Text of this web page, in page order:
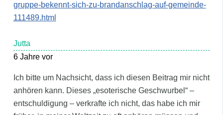
gruppe-bekennt-sich-zu-brandanschlag-auf-gemeinde-
111489.html
Jutta
6 Jahre vor
Ich bitte um Nachsicht, dass ich diesen Beitrag mir nicht
anhören kann. Dieses „esoterische Geschwurbel“ –
entschuldigung – verkrafte ich nicht, das habe ich mir